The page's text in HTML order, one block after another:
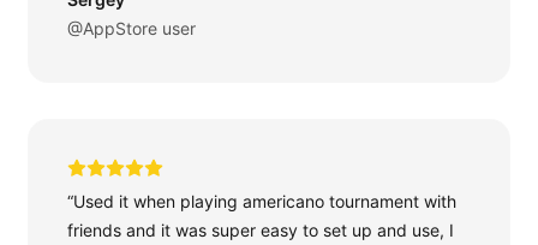
@AppStore user
“Used it when playing americano tournament with
friends and it was super easy to set up and use, I